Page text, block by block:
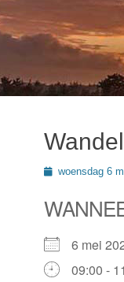
Geplaatst
woensdag 6
6 mei
09:00 -